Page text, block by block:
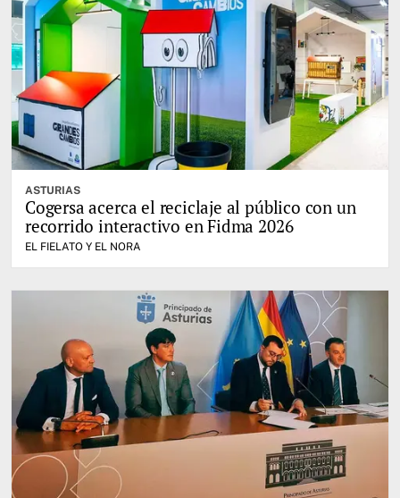
ASTURIAS
Cogersa acerca el reciclaje al público con un
recorrido interactivo en Fidma 2026
EL FIELATO Y EL NORA